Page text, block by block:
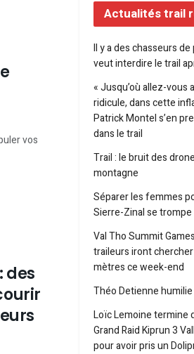
vos
des
Actualités trail
Il y a des chasseurs
veut interdire le trail
« Jusqu’où allez-vous
ridicule, dans cette
Patrick Montel s’en
dans le trail
Trail : le bruit des
montagne
Séparer les femmes
Sierre-Zinal se
Val Tho Summit
traileurs iront
mètres ce week-end
Théo Detienne
Loïc Lemoine termine
Grand Raid Kiprun 3
pour avoir pris un